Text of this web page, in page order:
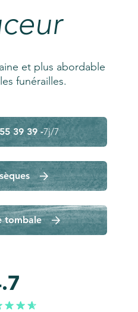
et plus abordable
funérailles.
39 39 -7j/7
tombale